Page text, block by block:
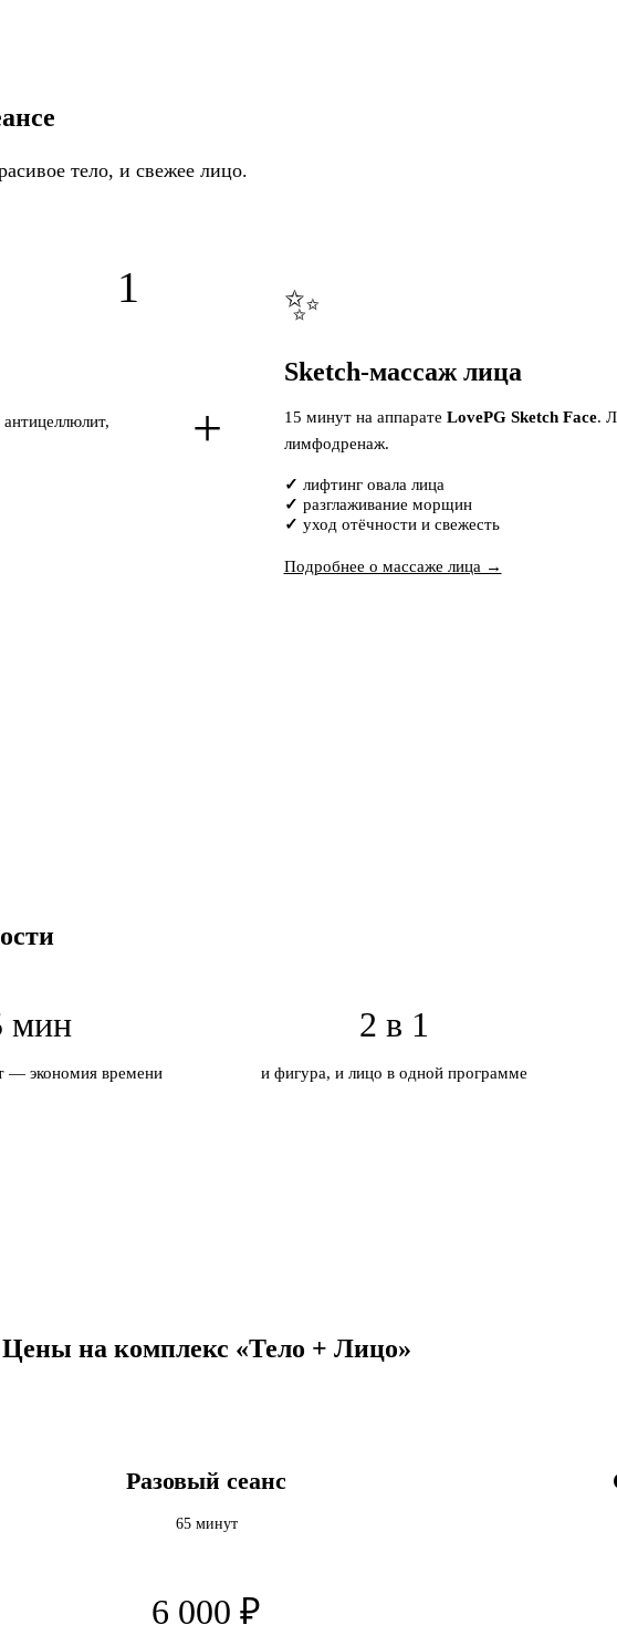
тело, и свежее лицо.
1
+
✨
Sketch-массаж лица
15 минут на аппарате LovePG Sketch Face.
лимфодренаж.
лифтинг овала лица
разглаживание морщин
уход отёчности и свежесть
Подробнее о массаже лица →
мин
— экономия времени
2 в 1
и фигура, и лицо в одной программе
Цены на комплекс «Тело + Лицо»
Разовый сеанс
65 минут
6 000 ₽